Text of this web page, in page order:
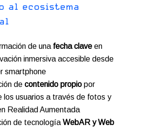
al ecosistema
al
de una fecha clave en
inmersiva accesible desde
smartphone
decontenido propio por
los usuarios a través de fotos y
Realidad Aumentada
de tecnologíaWebAR y Web